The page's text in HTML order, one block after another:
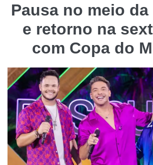
Pausa no meio da
e retorno na
com Copa do